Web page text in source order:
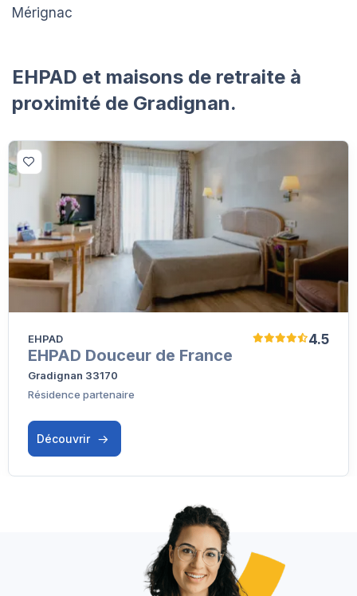
Mérignac
EHPAD et maisons de retraite à
proximité de Gradignan.
4.5
EHPAD
EHPAD Douceur de France
Gradignan 33170
Résidence partenaire
Découvrir